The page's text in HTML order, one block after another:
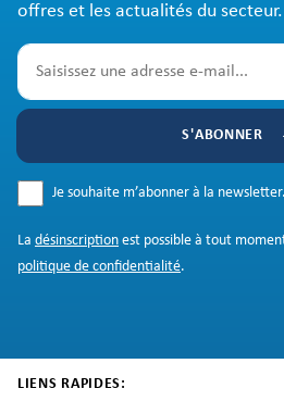
offres et les actualités du secteur.
S'ABONNER
Je souhaite m’abonner à la
La désinscription est possible à tout
politique de confidentialité.
LIENS RAPIDES: